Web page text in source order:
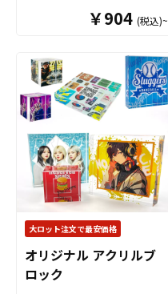
おりますので、お客様には
くだけでオリジナル商品と
して販売していただくこと
ができます。お気軽にご相
談ください。 短納期・小ロ
ットでの対応も可能ですの
でご不明点がありましたら
お気軽にご相談ください。
資材も取り揃えております
ので、お客様にはデザイン
リジナル商品として販売し
ていただくことができま
す。国内生産で小ロットか
らの製作も承っております
ので、オリジナルグッズの
制作やOEMをご検討中の業
者様もお気軽にご相談くだ
さい。
ー）に、リール式のネック
て、お客様がお持ちのオリ
ジナルのデザインにて制作
いたします。 クリアポケッ
トと汎用ポケットの2ポケッ
ト仕様ですので、社員証や
IDカードといった「見せ
る」カードと、ICカード乗
車券や電子マネーカードと
いった「隠す」カードを、
それぞれのポケットで使い
分けることができます。
※ICカード2枚を同時に使用
する場合は セパレーター が
別途必要です。 ネックスト
￥904 (税込)~
大ロット注文で最安価格
オリジナル アクリルブ
ロック